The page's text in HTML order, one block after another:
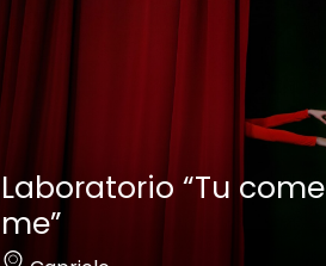
Laboratorio “Tu come
me”